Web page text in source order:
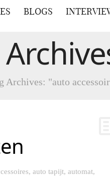
BLOGS
Archives: "auto
, auto tapijt, automat,